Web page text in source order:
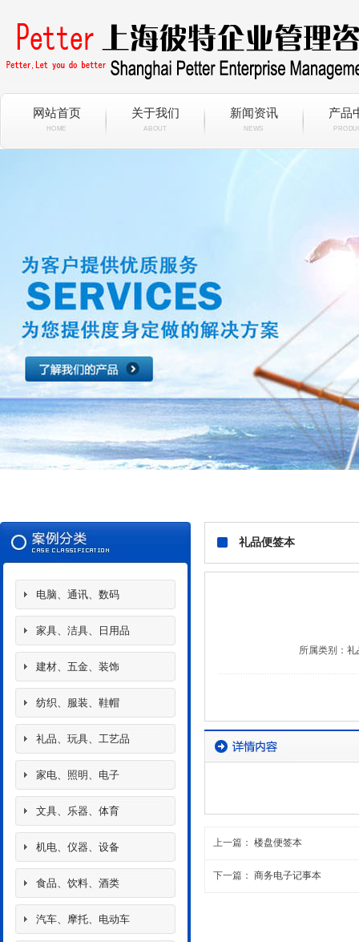
网站首页
HOME
关于我们
ABOUT
新闻资讯
NEWS
产品
电脑、通讯、数码
家具、洁具、日用品
建材、五金、装饰
纺织、服装、鞋帽
礼品、玩具、工艺品
家电、照明、电子
文具、乐器、体育
机电、仪器、设备
食品、饮料、酒类
汽车、摩托、电动车
礼品便签本
所属类别： 礼
上一篇： 楼盘便签本
下一篇： 商务电子记事本